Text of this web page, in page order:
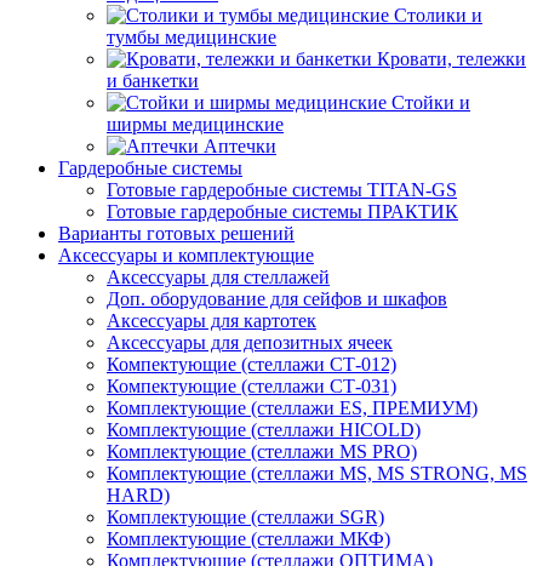
Столики и
тумбы медицинские
Кровати, тележки
и банкетки
Стойки и
ширмы медицинские
Аптечки
Гардеробные системы
Готовые гардеробные системы TITAN-GS
Готовые гардеробные системы ПРАКТИК
Варианты готовых решений
Аксессуары и комплектующие
Аксессуары для стеллажей
Доп. оборудование для сейфов и шкафов
Аксессуары для картотек
Аксессуары для депозитных ячеек
Компектующие (стеллажи СТ-012)
Компектующие (стеллажи СТ-031)
Комплектующие (стеллажи ES, ПРЕМИУМ)
Комплектующие (стеллажи HICOLD)
Комплектующие (стеллажи MS PRO)
Комплектующие (стеллажи MS, MS STRONG, MS
HARD)
Комплектующие (стеллажи SGR)
Комплектующие (стеллажи МКФ)
Комплектующие (стеллажи ОПТИМА)